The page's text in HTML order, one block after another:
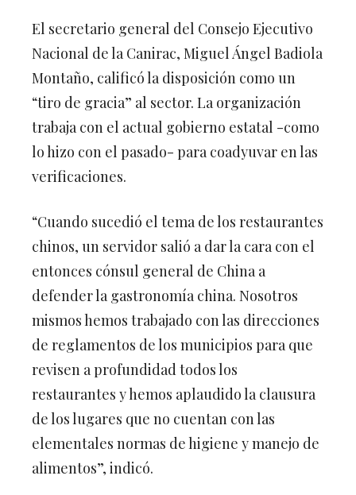
El secretario general del Consejo Ejecutivo
Nacional de la Canirac, Miguel Ángel Badiola
Montaño, calificó la disposición como un
“tiro de gracia” al sector. La organización
trabaja con el actual gobierno estatal -como
lo hizo con el pasado- para coadyuvar en las
verificaciones.
“Cuando sucedió el tema de los restaurantes
chinos, un servidor salió a dar la cara con el
entonces cónsul general de China a
defender la gastronomía china. Nosotros
mismos hemos trabajado con las direcciones
de reglamentos de los municipios para que
revisen a profundidad todos los
restaurantes y hemos aplaudido la clausura
de los lugares que no cuentan con las
elementales normas de higiene y manejo de
alimentos”, indicó.